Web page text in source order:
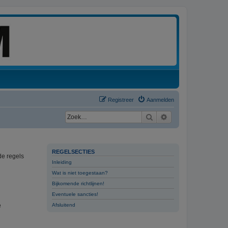
Aanmelden
Registreer
Zoek
REGELSECTIES
Inleiding
Wat is niet toegestaan?
Bijkomende richtlijnen!
Eventuele sancties!
Afsluitend
regels